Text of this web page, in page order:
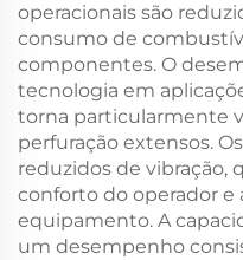
operacionais são
consumo de
componentes. O
tecnologia em
torna particularmente
perfuração extensos.
reduzidos de vibração,
conforto do operador e
equipamento. A
um desempenho